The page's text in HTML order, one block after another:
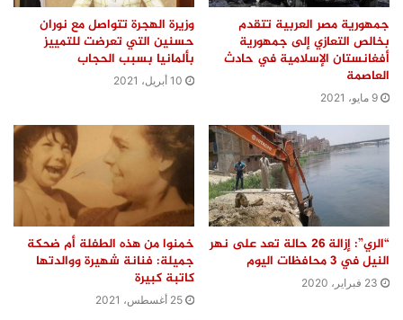
جمهورية مصر العربية تتقدم
بخالص التعازي إلى جمهورية
أفغانستان الإسلامية في حادث
العاصمة
9 مايو، 2021
وزيرة الهجرة تتواصل مع نوران
حسنين التي تعرضت للتمييز
بألمانيا بسبب الحجاب
10 أبريل، 2021
“الري”: إزالة 26 حالة تعد على نهر
النيل في 3 محافظات اليوم
23 فبراير، 2020
خمنوا من هذه الطفلة أم ضحكة
جميلة: فنانة شهيرة ووالدتها
كاتبة كبيرة
25 أغسطس، 2021